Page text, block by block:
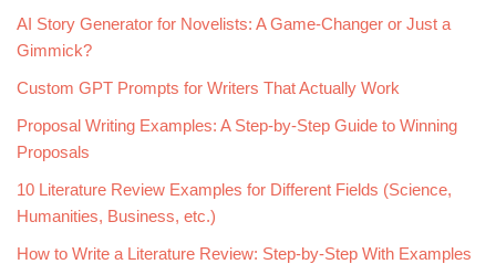
AI Story Generator for Novelists: A Game-Changer or Just a
Gimmick?
Custom GPT Prompts for Writers That Actually Work
Proposal Writing Examples: A Step-by-Step Guide to Winning
Proposals
10 Literature Review Examples for Different Fields (Science,
Humanities, Business, etc.)
How to Write a Literature Review: Step-by-Step With Examples